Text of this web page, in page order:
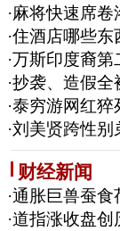
·麻将快速席
·住酒店哪些东
·万斯印度裔
·抄袭、造假全
·泰穷游网红猝
·刘美贤跨性别
财经新闻
·通胀巨兽蚕食
·道指涨收盘创